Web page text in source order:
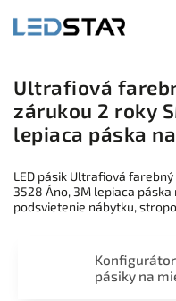
Ultrafiová
zárukou 2 roky
lepiaca páska
LED pásik Ultrafiová
3528 Áno, 3M lepiaca páska
podsvietenie nábytku,
pásiky na